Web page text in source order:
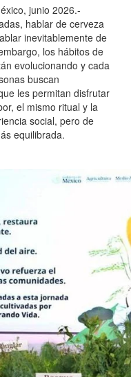
junio 2026.-
hablar de cerveza
inevitablemente de
los hábitos de
evolucionando y cada
buscan
les permitan disfrutar
el mismo ritual y la
social, pero de
equilibrada.